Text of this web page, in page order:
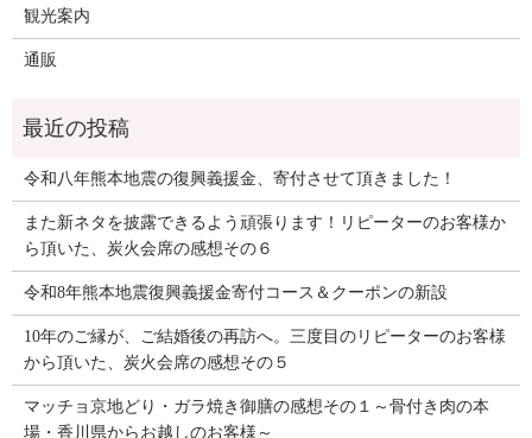
観光案内
通販
令和八年熊本地震の復興義援金、寄付させて頂きました！
また新ネタを披露できるよう頑張ります！リピーターのお客様か
ら頂いた、炭火会席の感想その６
令和8年熊本地震復興義援金寄付コース＆クーポンの新設
10年のご縁が、ご結婚後の再訪へ。三度目のリピーターのお客様
から頂いた、炭火会席の感想その５
マッチョ京地どり・ガラ焼き御膳の感想その１～骨付き肉の本
場・香川県からお越しのお客様～